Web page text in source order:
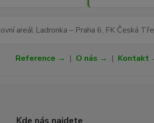
areál Ladronka – Praha 6, FK Česká
Reference → | O nás → | Kontakt
Kde nás najdete